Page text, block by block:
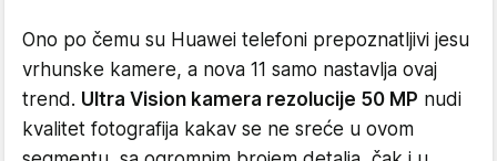
Ono po čemu su Huawei telefoni prepoznatljivi jesu
vrhunske kamere, a nova 11 samo nastavlja ovaj
trend. Ultra Vision kamera rezolucije 50 MP nudi
kvalitet fotografija kakav se ne sreće u ovom